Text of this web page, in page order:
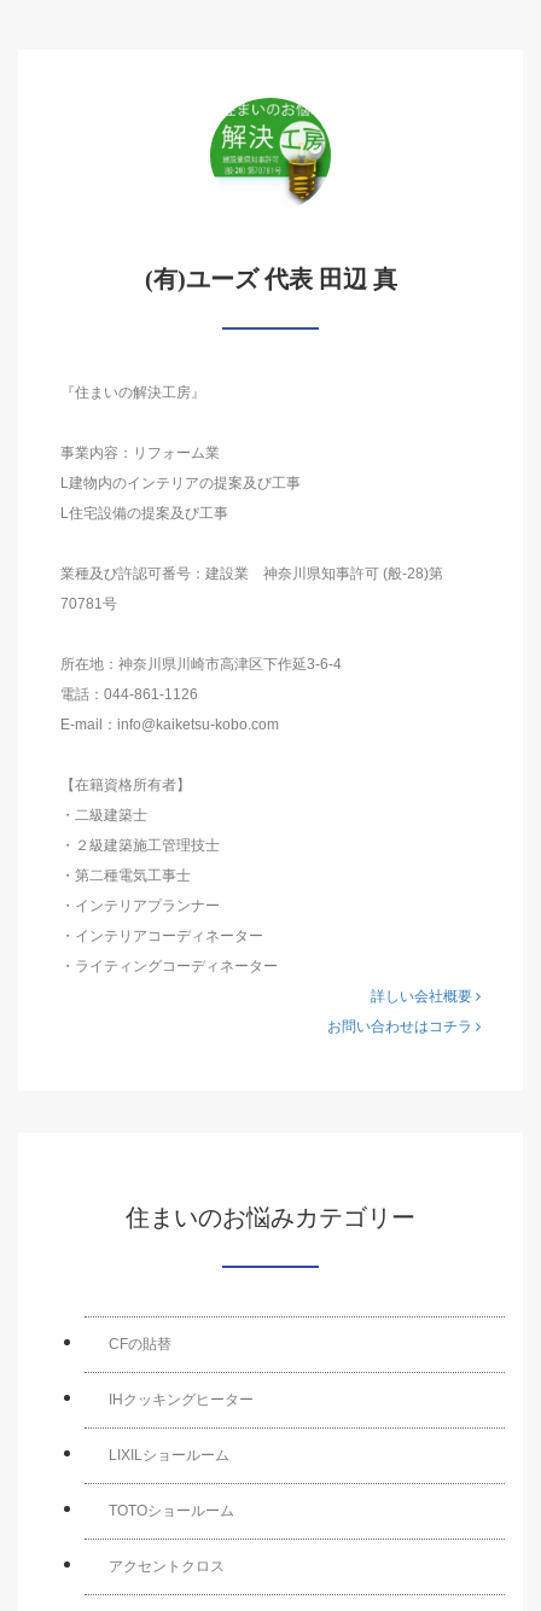
(有)ユーズ 代表 田辺 真
『住まいの解決工房』
事業内容：リフォーム業
L建物内のインテリアの提案及び工事
L住宅設備の提案及び工事
業種及び許認可番号：建設業 神奈川県知事許可 (般-28)第
70781号
所在地：神奈川県川崎市高津区下作延3-6-4
電話：044-861-1126
E-mail：info@kaiketsu-kobo.com
【在籍資格所有者】
・二級建築士
・２級建築施工管理技士
・第二種電気工事士
・インテリアプランナー
・インテリアコーディネーター
・ライティングコーディネーター
詳しい会社概要
お問い合わせはコチラ
住まいのお悩みカテゴリー
CFの貼替
IHクッキングヒーター
LIXILショールーム
TOTOショールーム
アクセントクロス